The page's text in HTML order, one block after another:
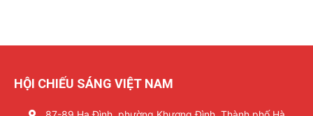
HỘI CHIẾU SÁNG VIỆT NAM